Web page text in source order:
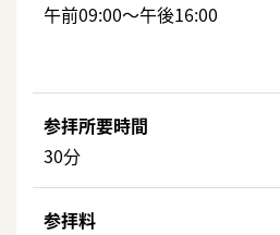
午前09:00～午後16:00
参拝所要時間
30分
参拝料